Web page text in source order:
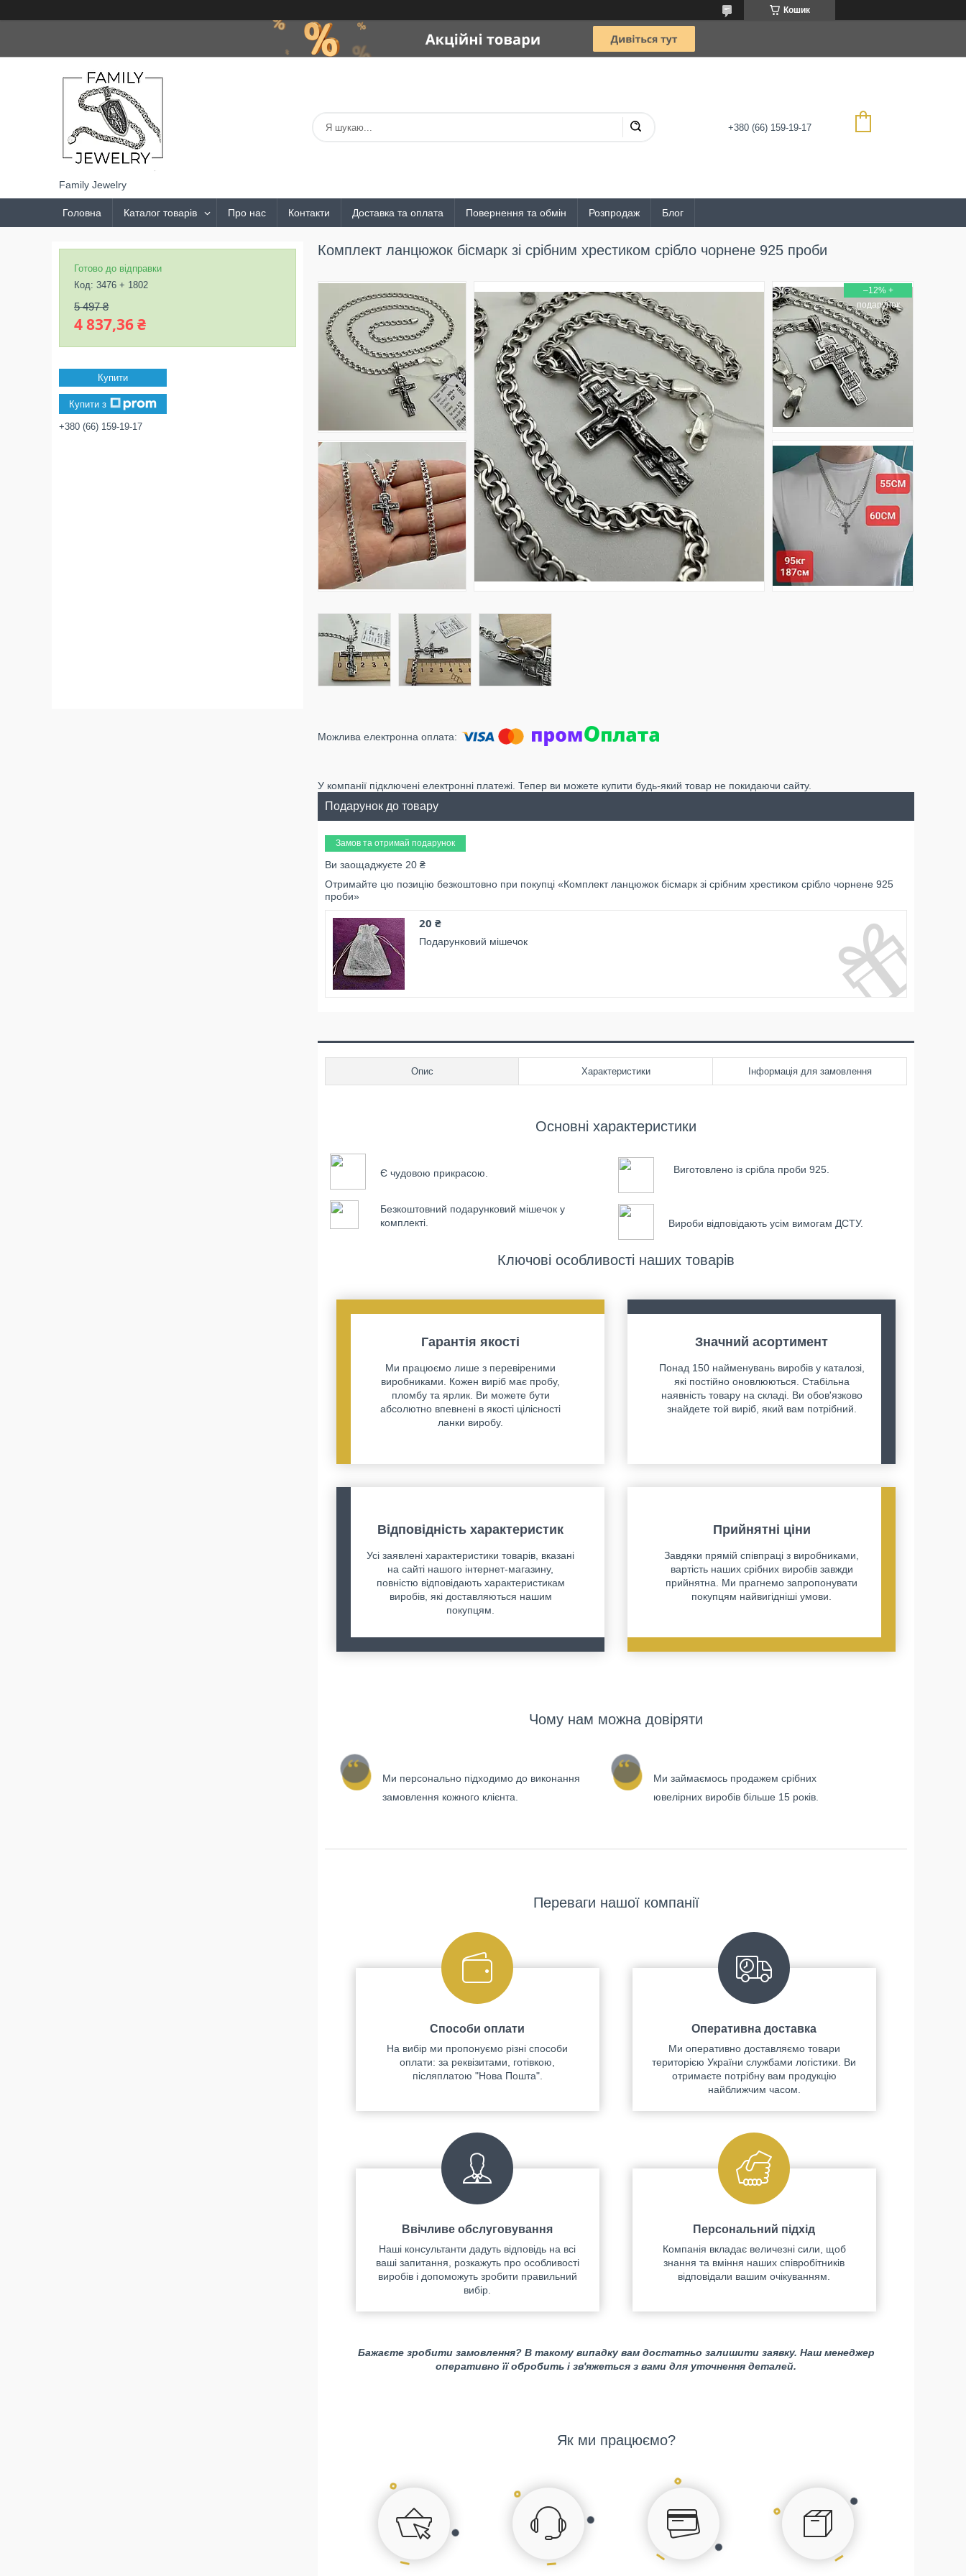
Кошик
Family Jewelry
+380 (66) 159-19-17
Головна Каталог товарів Про нас Контакти Доставка та оплата Повернення та обмін Розпродаж Блог
Комплект ланцюжок бісмарк зі срібним хрестиком срібло чорнене 925 проби
–12%
У компанії підключені електронні платежі. Тепер ви можете купити будь-який товар не покидаючи сайту.
Подарунок до товару
Замов та отримай подарунок
Ви заощаджуєте 20 ₴
Отримайте цю позицію безкоштовно при покупці «Комплект ланцюжок бісмарк зі срібним хрестиком срібло чорнене 925
проби»
20 ₴
Подарунковий мішечок
Опис Характеристики Інформація для замовлення
Основні характеристики
Є чудовою прикрасою.
Безкоштовний подарунковий мішечок у
комплекті.
Виготовлено із срібла проби 925.
Вироби відповідають усім вимогам ДСТУ.
Ключові особливості наших товарів
Гарантія якості
Ми працюємо лише з перевіреними
виробниками. Кожен виріб має пробу,
пломбу та ярлик. Ви можете бути
абсолютно впевнені в якості цілісності
ланки виробу.
Значний асортимент
Понад 150 найменувань виробів у каталозі,
які постійно оновлюються. Стабільна
наявність товару на складі. Ви обов'язково
знайдете той виріб, який вам потрібний.
Відповідність характеристик
Усі заявлені характеристики товарів, вказані
на сайті нашого інтернет-магазину,
повністю відповідають характеристикам
виробів, які доставляються нашим
покупцям.
Прийнятні ціни
Завдяки прямій співпраці з виробниками,
вартість наших срібних виробів завжди
прийнятна. Ми прагнемо запропонувати
покупцям найвигідніші умови.
Чому нам можна довіряти
Ми персонально підходимо до виконання
замовлення кожного клієнта.
Ми займаємось продажем срібних
ювелірних виробів більше 15 років.
Переваги нашої компанії
Способи оплати
На вибір ми пропонуємо різні способи
оплати: за реквізитами, готівкою,
післяплатою "Нова Пошта".
Оперативна доставка
Ми оперативно доставляємо товари
територією України службами логістики. Ви
отримаєте потрібну вам продукцію
найближчим часом.
Ввічливе обслуговування
Наші консультанти дадуть відповідь на всі
ваші запитання, розкажуть про особливості
виробів і допоможуть зробити правильний
вибір.
Персональний підхід
Компанія вкладає величезні сили, щоб
знання та вміння наших співробітників
відповідали вашим очікуванням.
Бажаєте зробити замовлення? В такому випадку вам достатньо залишити заявку. Наш менеджер
оперативно її обробить і зв'яжеться з вами для уточнення деталей.
Як ми працюємо?
Готово до відправки
Код: 3476 + 1802
5 497 ₴
4 837,36 ₴
Купити
Купити з
+380 (66) 159-19-17